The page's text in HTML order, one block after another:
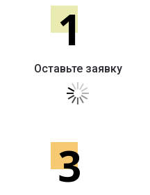
1
Оставьте заявку
3